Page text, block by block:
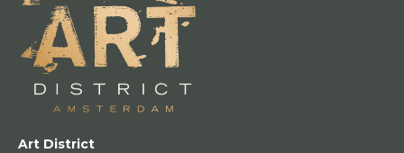
Art District